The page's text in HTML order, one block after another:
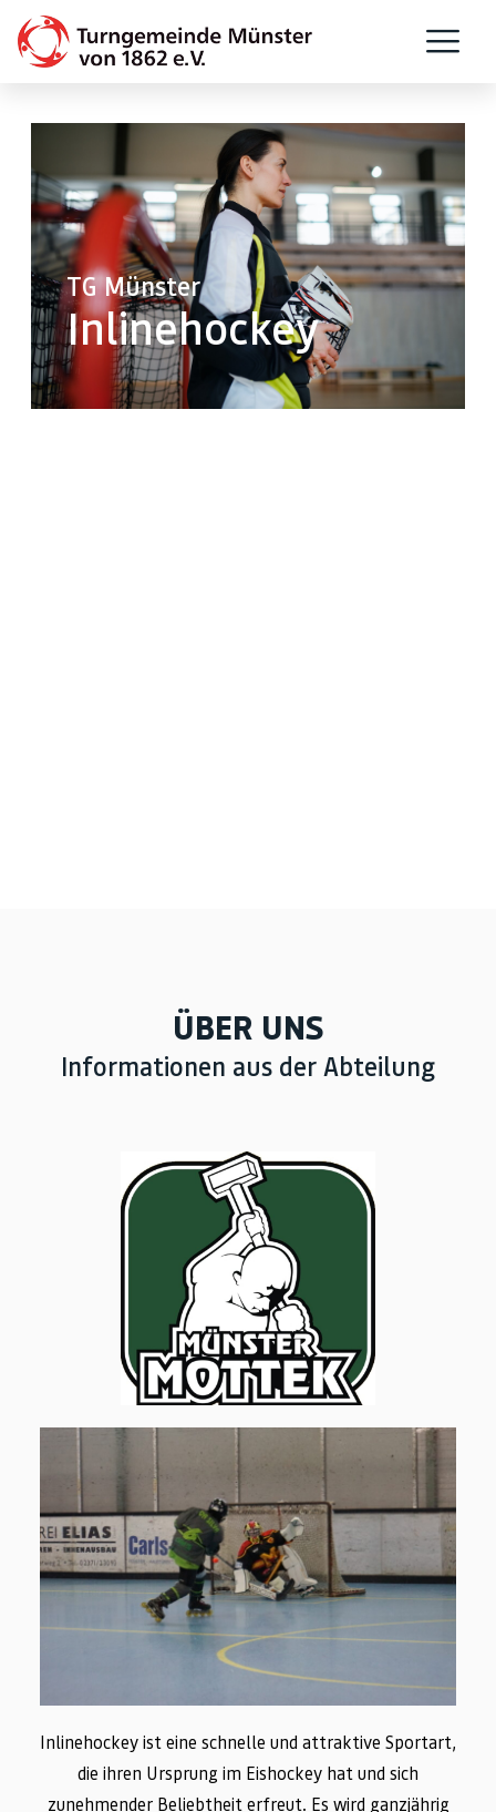
TG Münster
Inlinehockey
ÜBER UNS
Informationen aus der Abteilung
Inlinehockey ist eine schnelle und attraktive Sportart,
die ihren Ursprung im Eishockey hat und sich
zunehmender Beliebtheit erfreut. Es wird ganzjährig